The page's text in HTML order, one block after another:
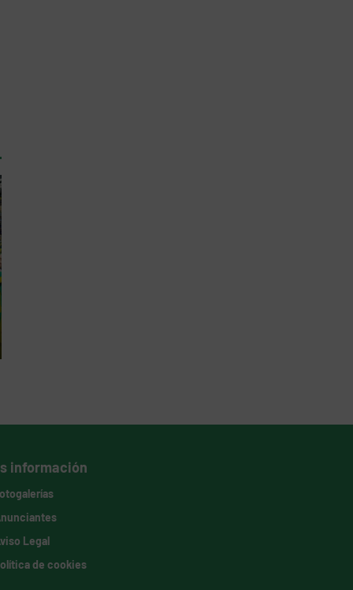
información
Legal
de cookies